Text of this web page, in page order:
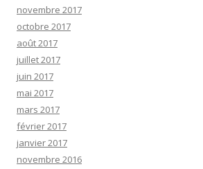
novembre 2017
octobre 2017
août 2017
juillet 2017
juin 2017
mai 2017
mars 2017
février 2017
janvier 2017
novembre 2016